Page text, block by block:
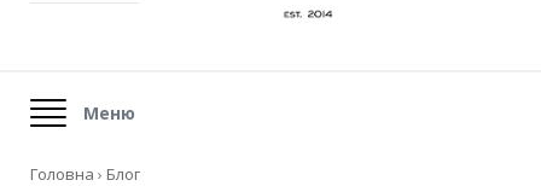
Меню
Головна › Блог